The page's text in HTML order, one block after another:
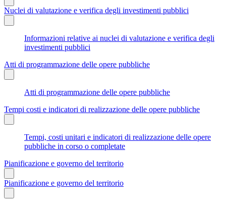
Nuclei di valutazione e verifica degli investimenti pubblici
Informazioni relative ai nuclei di valutazione e verifica degli
investimenti pubblici
Atti di programmazione delle opere pubbliche
Atti di programmazione delle opere pubbliche
Tempi costi e indicatori di realizzazione delle opere pubbliche
Tempi, costi unitari e indicatori di realizzazione delle opere
pubbliche in corso o completate
Pianificazione e governo del territorio
Pianificazione e governo del territorio